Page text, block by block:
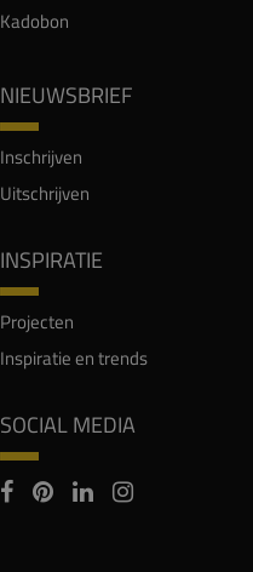
Kadobon
NIEUWSBRIEF
Inschrijven
Uitschrijven
INSPIRATIE
Projecten
Inspiratie en trends
SOCIAL MEDIA